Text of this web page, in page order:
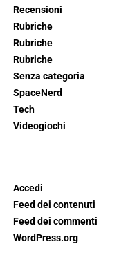
Recensioni
Rubriche
Rubriche
Rubriche
Senza categoria
SpaceNerd
Tech
Videogiochi
Accedi
Feed dei contenuti
Feed dei commenti
WordPress.org